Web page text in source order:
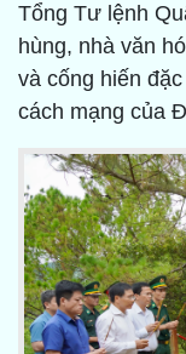
Tổng Tư lệnh
hùng, nhà văn
và cống hiến
cách mạng của